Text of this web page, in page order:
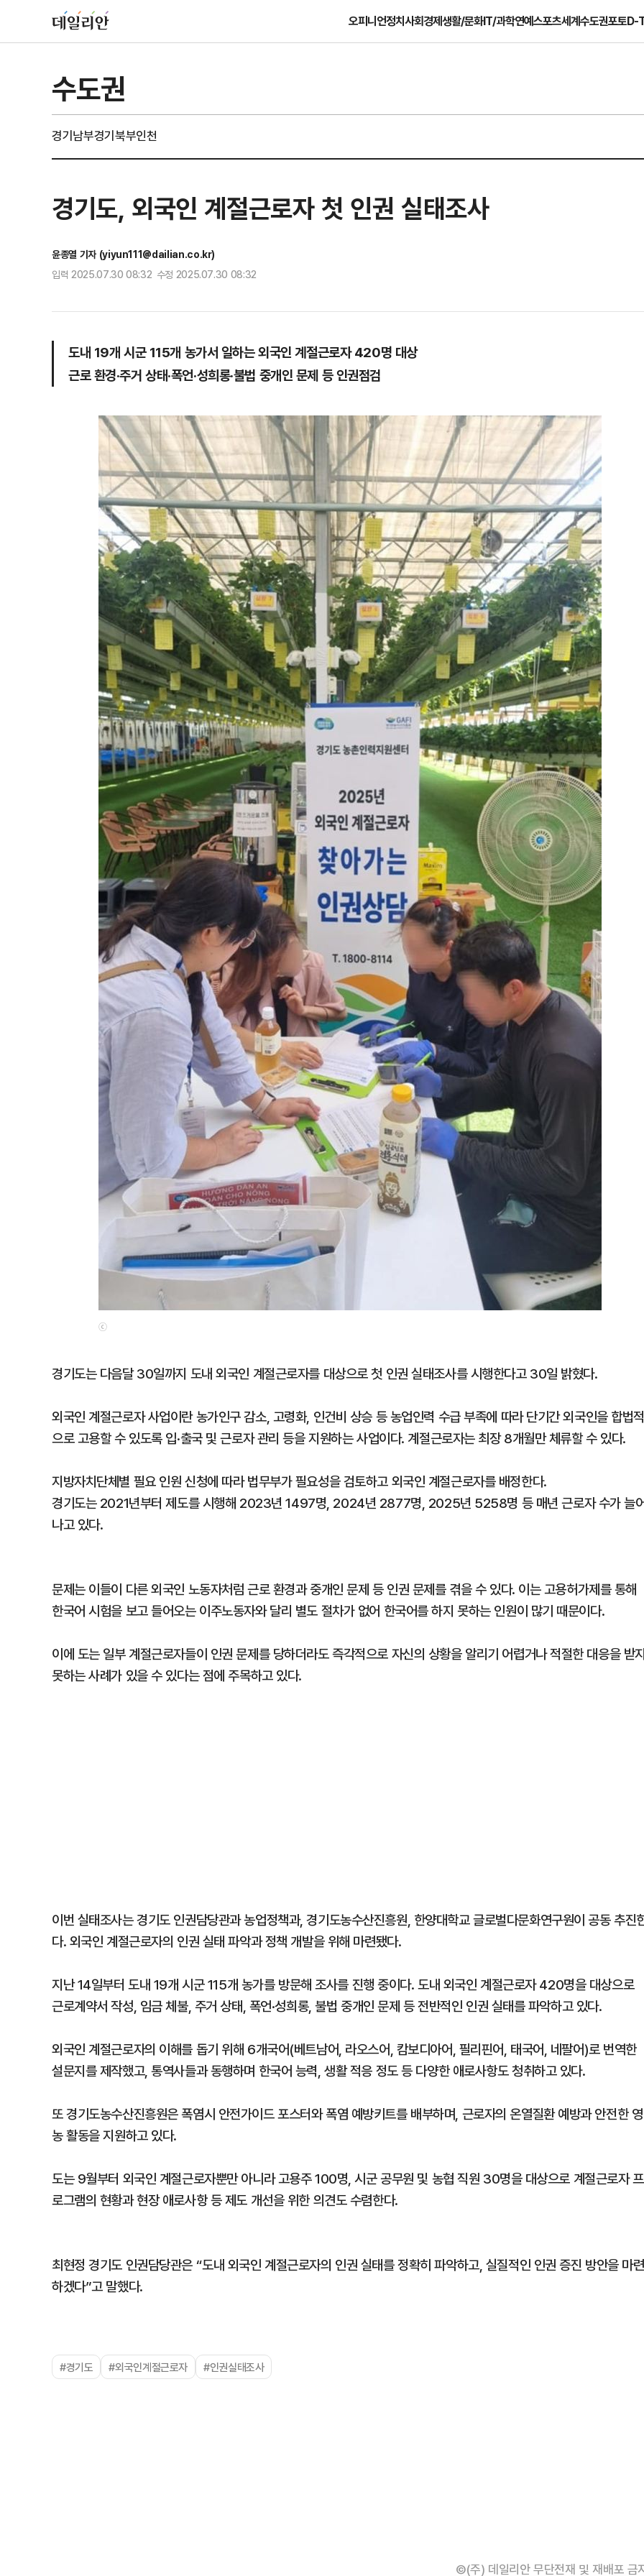
오피니언정치사회경제생활/문화IT/과학연예스포츠세계수도권포토D-
수도권
경기남부경기북부인천
경기도, 외국인 계절근로자 첫 인권 실태조사
윤종열 기자 (yiyun111@dailian.co.kr)
입력 2025.07.30 08:32 수정 2025.07.30 08:32
도내 19개 시군 115개 농가서 일하는 외국인 계절근로자 420명 대상
근로 환경·주거 상태·폭언·성희롱·불법 중개인 문제 등 인권점검
ⓒ
경기도는 다음달 30일까지 도내 외국인 계절근로자를 대상으로 첫 인권 실태조사를 시행한다고 30일 밝혔다.
외국인 계절근로자 사업이란 농가인구 감소, 고령화, 인건비 상승 등 농업인력 수급 부족에 따라 단기간 외국인을 합법
으로 고용할 수 있도록 입·출국 및 근로자 관리 등을 지원하는 사업이다. 계절근로자는 최장 8개월만 체류할 수 있다.
지방자치단체별 필요 인원 신청에 따라 법무부가 필요성을 검토하고 외국인 계절근로자를 배정한다.
경기도는 2021년부터 제도를 시행해 2023년 1497명, 2024년 2877명, 2025년 5258명 등 매년 근로자 수가 늘
나고 있다.
문제는 이들이 다른 외국인 노동자처럼 근로 환경과 중개인 문제 등 인권 문제를 겪을 수 있다. 이는 고용허가제를 통해
한국어 시험을 보고 들어오는 이주노동자와 달리 별도 절차가 없어 한국어를 하지 못하는 인원이 많기 때문이다.
이에 도는 일부 계절근로자들이 인권 문제를 당하더라도 즉각적으로 자신의 상황을 알리기 어렵거나 적절한 대응을 받
못하는 사례가 있을 수 있다는 점에 주목하고 있다.
이번 실태조사는 경기도 인권담당관과 농업정책과, 경기도농수산진흥원, 한양대학교 글로벌다문화연구원이 공동 추진
다. 외국인 계절근로자의 인권 실태 파악과 정책 개발을 위해 마련됐다.
지난 14일부터 도내 19개 시군 115개 농가를 방문해 조사를 진행 중이다. 도내 외국인 계절근로자 420명을 대상으로
근로계약서 작성, 임금 체불, 주거 상태, 폭언·성희롱, 불법 중개인 문제 등 전반적인 인권 실태를 파악하고 있다.
외국인 계절근로자의 이해를 돕기 위해 6개국어(베트남어, 라오스어, 캄보디아어, 필리핀어, 태국어, 네팔어)로 번역한
설문지를 제작했고, 통역사들과 동행하며 한국어 능력, 생활 적응 정도 등 다양한 애로사항도 청취하고 있다.
또 경기도농수산진흥원은 폭염시 안전가이드 포스터와 폭염 예방키트를 배부하며, 근로자의 온열질환 예방과 안전한 영
농 활동을 지원하고 있다.
도는 9월부터 외국인 계절근로자뿐만 아니라 고용주 100명, 시군 공무원 및 농협 직원 30명을 대상으로 계절근로자 프
로그램의 현황과 현장 애로사항 등 제도 개선을 위한 의견도 수렴한다.
최현정 경기도 인권담당관은 “도내 외국인 계절근로자의 인권 실태를 정확히 파악하고, 실질적인 인권 증진 방안을 마련
하겠다”고 말했다.
#경기도 #외국인계절근로자 #인권실태조사
©(주) 데일리안 무단전재 및 재배포 금